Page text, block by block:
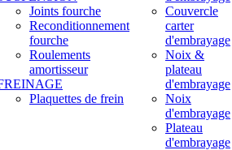
Joints fourche
Reconditionnement
fourche
Roulements
amortisseur
Plaquettes de frein
Couvercle
carter
d'embrayage
Noix &
plateau
d'embrayage
Noix
d'embrayage
Plateau
d'embrayage